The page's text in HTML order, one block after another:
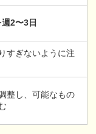
2〜3日
すぎないように注
整し、可能なもの